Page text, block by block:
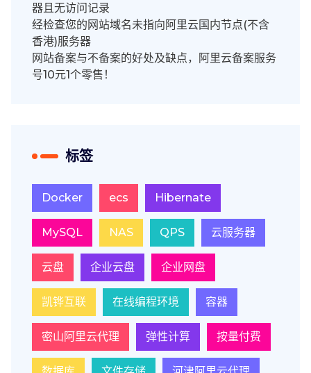
器且无访问记录
经检查您的网站域名未指向阿里云国内节点(不含
香港)服务器
网站备案与不备案的好处及缺点，阿里云备案服务
号10元1个零售！
标签
Docker ecs Hibernate
MySQL NAS QPS 云服务器
云盘 企业云盘 企业网盘
凯铧互联 在线编程环境 容器
密山阿里云代理 弹性计算 按量付费